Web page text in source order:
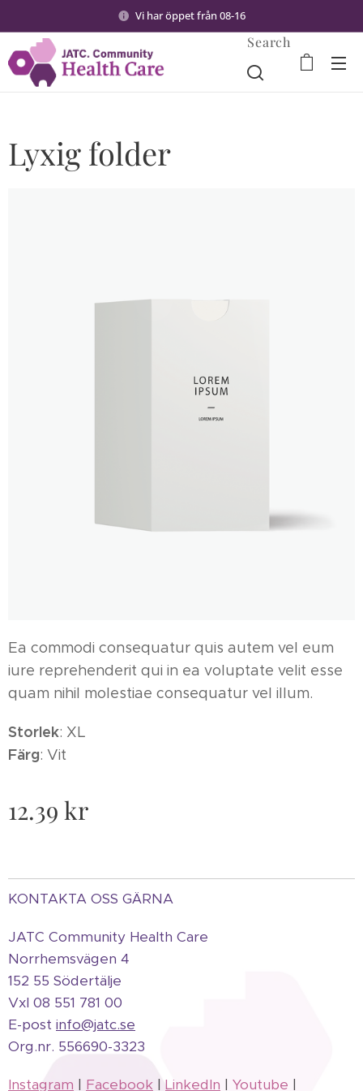
Vi har öppet från 08-16
Search
Lyxig folder
Ea commodi consequatur quis autem vel eum
iure reprehenderit qui in ea voluptate velit esse
quam nihil molestiae consequatur vel illum.
Storlek: XL
Färg: Vit
12.39 kr
KONTAKTA OSS GÄRNA
JATC Community Health Care
Norrhemsvägen 4
152 55 Södertälje
Vxl 08 551 781 00
E-post info@jatc.se
Org.nr. 556690-3323
Instagram | Facebook | LinkedIn | Youtube |